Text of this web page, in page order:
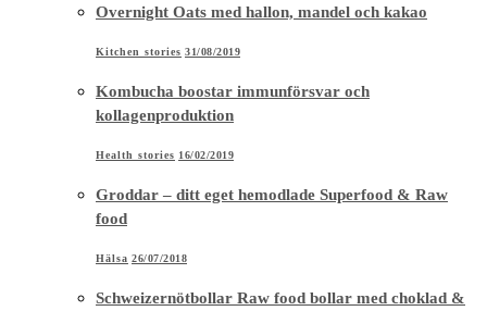
Overnight Oats med hallon, mandel och kakao
Kitchen stories 31/08/2019
Kombucha boostar immunförsvar och
kollagenproduktion
Health stories 16/02/2019
Groddar – ditt eget hemodlade Superfood & Raw
food
Hälsa 26/07/2018
Schweizernötbollar Raw food bollar med choklad &